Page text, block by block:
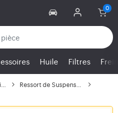
Huile Filtres